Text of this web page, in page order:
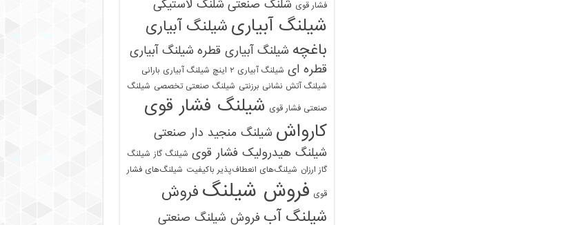
فشار قوی شلنگ صنعتی شلنگ لاستیکی
شیلنگ آبیاری شیلنگ آبیاری
باغچه شیلنگ آبیاری قطره شیلنگ آبیاری
قطره ای شیلنگ آبیاری ۲ اینچ شیلنگ آبیاری بارانی
شیلنگ آتش نشانی برزنتی شیلنگ صنعتی تخصصی شیلنگ
صنعتی فشار قوی شیلنگ فشار قوی
کارواش شیلنگ منجید دار صنعتی
شیلنگ هیدرولیک فشار قوی شیلنگ گاز شیلنگ
گاز ارزان شیلنگ‌های انعطاف‌پذیر باکیفیت شیلنگ‌های فشار
قوی فروش شیلنگ فروش
شیلنگ آب فروش شیلنگ صنعتی